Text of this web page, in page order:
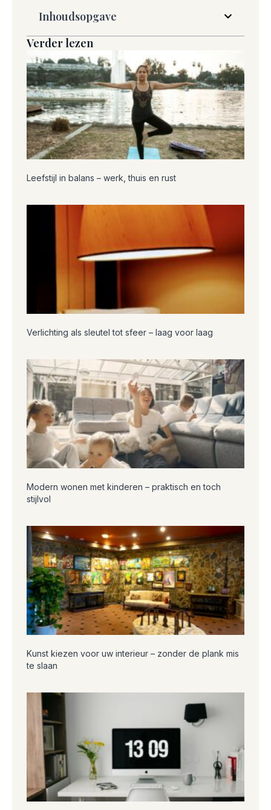
Inhoudsopgave
Verder lezen
Leefstijl in balans – werk, thuis en rust
Verlichting als sleutel tot sfeer – laag voor laag
Modern wonen met kinderen – praktisch en toch
stijlvol
Kunst kiezen voor uw interieur – zonder de plank mis
te slaan